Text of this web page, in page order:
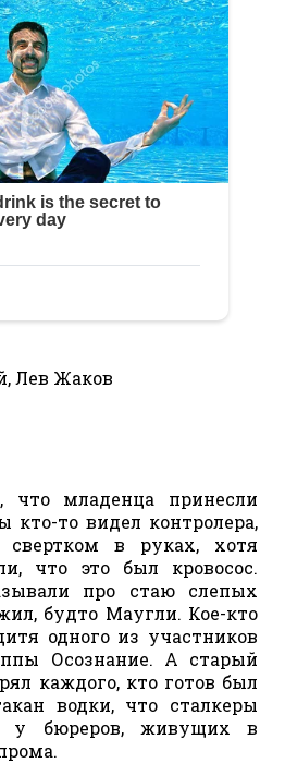
Лев Жаков
что младенца принесли
то видел контролера,
в руках, хотя
что это был кровосос.
про стаю слепых
будто Маугли. Кое-кто
одного из участников
Осознание. А старый
каждого, кто готов был
водки, что сталкеры
у бюреров, живущих в